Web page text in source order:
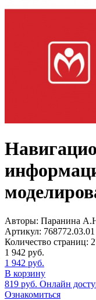
Авторы: Паранина
Артикул: 768772.03.01
Количество страниц:
1 942 руб.
1 942 руб.
В корзину
819 руб. Онлайн
Ознакомиться